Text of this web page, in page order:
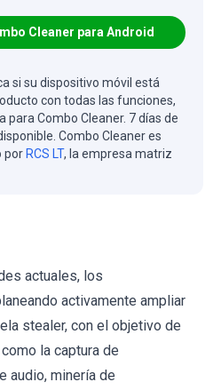
Cleaner para Android
si su dispositivo móvil está
con todas las funciones,
para Combo Cleaner. 7 días de
Combo Cleaner es
por RCS LT, la empresa matriz
actuales, los
activamente ampliar
stealer, con el objetivo de
la captura de
audio, minería de